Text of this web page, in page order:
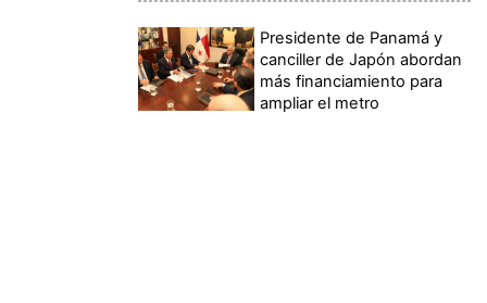
Presidente de Panamá y
canciller de Japón abordan
más financiamiento para
ampliar el metro